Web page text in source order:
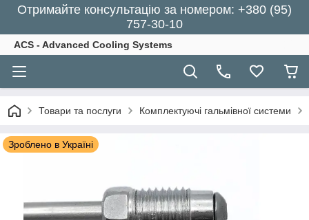
Отримайте консультацію за номером: +380 (95)
757-30-10
ACS - Advanced Cooling Systems
Товари та послуги Комплектуючі гальмівної системи
Зроблено в Україні